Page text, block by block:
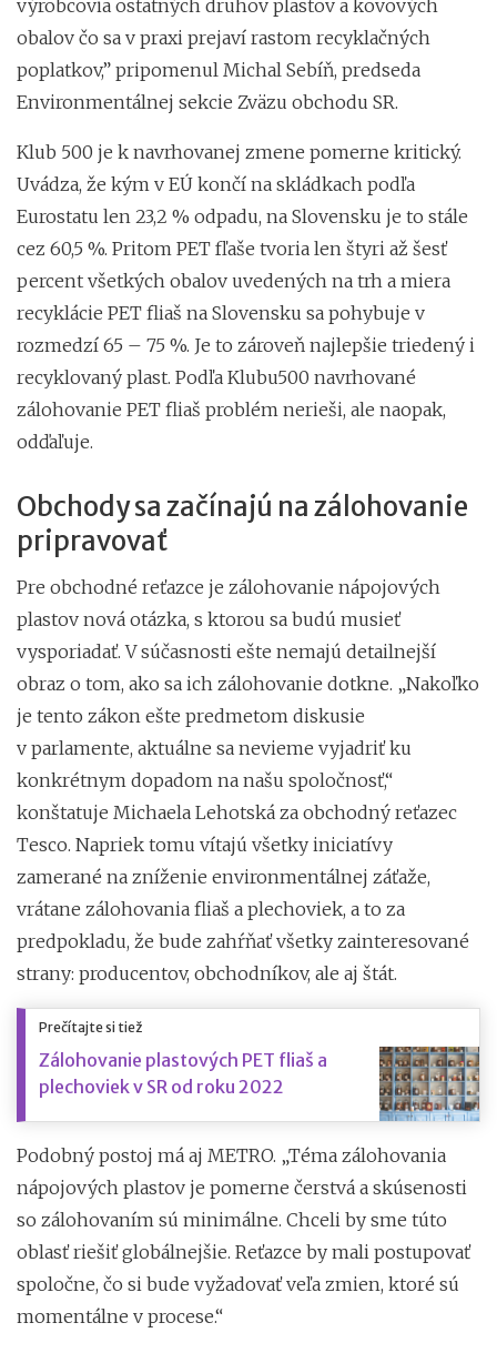
výrobcovia ostatných druhov plastov a kovových
obalov čo sa v praxi prejaví rastom recyklačných
poplatkov,” pripomenul Michal Sebíň, predseda
Environmentálnej sekcie Zväzu obchodu SR.
Klub 500 je k navrhovanej zmene pomerne kritický.
Uvádza, že kým v EÚ končí na skládkach podľa
Eurostatu len 23,2 % odpadu, na Slovensku je to stále
cez 60,5 %. Pritom PET fľaše tvoria len štyri až šesť
percent všetkých obalov uvedených na trh a miera
recyklácie PET fliaš na Slovensku sa pohybuje v
rozmedzí 65 – 75 %. Je to zároveň najlepšie triedený i
recyklovaný plast. Podľa Klubu500 navrhované
zálohovanie PET fliaš problém nerieši, ale naopak,
odďaľuje.
Obchody sa začínajú na zálohovanie
pripravovať
Pre obchodné reťazce je zálohovanie nápojových
plastov nová otázka, s ktorou sa budú musieť
vysporiadať. V súčasnosti ešte nemajú detailnejší
obraz o tom, ako sa ich zálohovanie dotkne. „Nakoľko
je tento zákon ešte predmetom diskusie
v parlamente, aktuálne sa nevieme vyjadriť ku
konkrétnym dopadom na našu spoločnosť,“
konštatuje Michaela Lehotská za obchodný reťazec
Tesco. Napriek tomu vítajú všetky iniciatívy
zamerané na zníženie environmentálnej záťaže,
vrátane zálohovania fliaš a plechoviek, a to za
predpokladu, že bude zahŕňať všetky zainteresované
strany: producentov, obchodníkov, ale aj štát.
Prečítajte si tiež
Zálohovanie plastových PET fliaš a
plechoviek v SR od roku 2022
Podobný postoj má aj METRO. „Téma zálohovania
nápojových plastov je pomerne čerstvá a skúsenosti
so zálohovaním sú minimálne. Chceli by sme túto
oblasť riešiť globálnejšie. Reťazce by mali postupovať
spoločne, čo si bude vyžadovať veľa zmien, ktoré sú
momentálne v procese.“